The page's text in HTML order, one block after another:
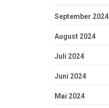
September 2024
August 2024
Juli 2024
Juni 2024
Mai 2024